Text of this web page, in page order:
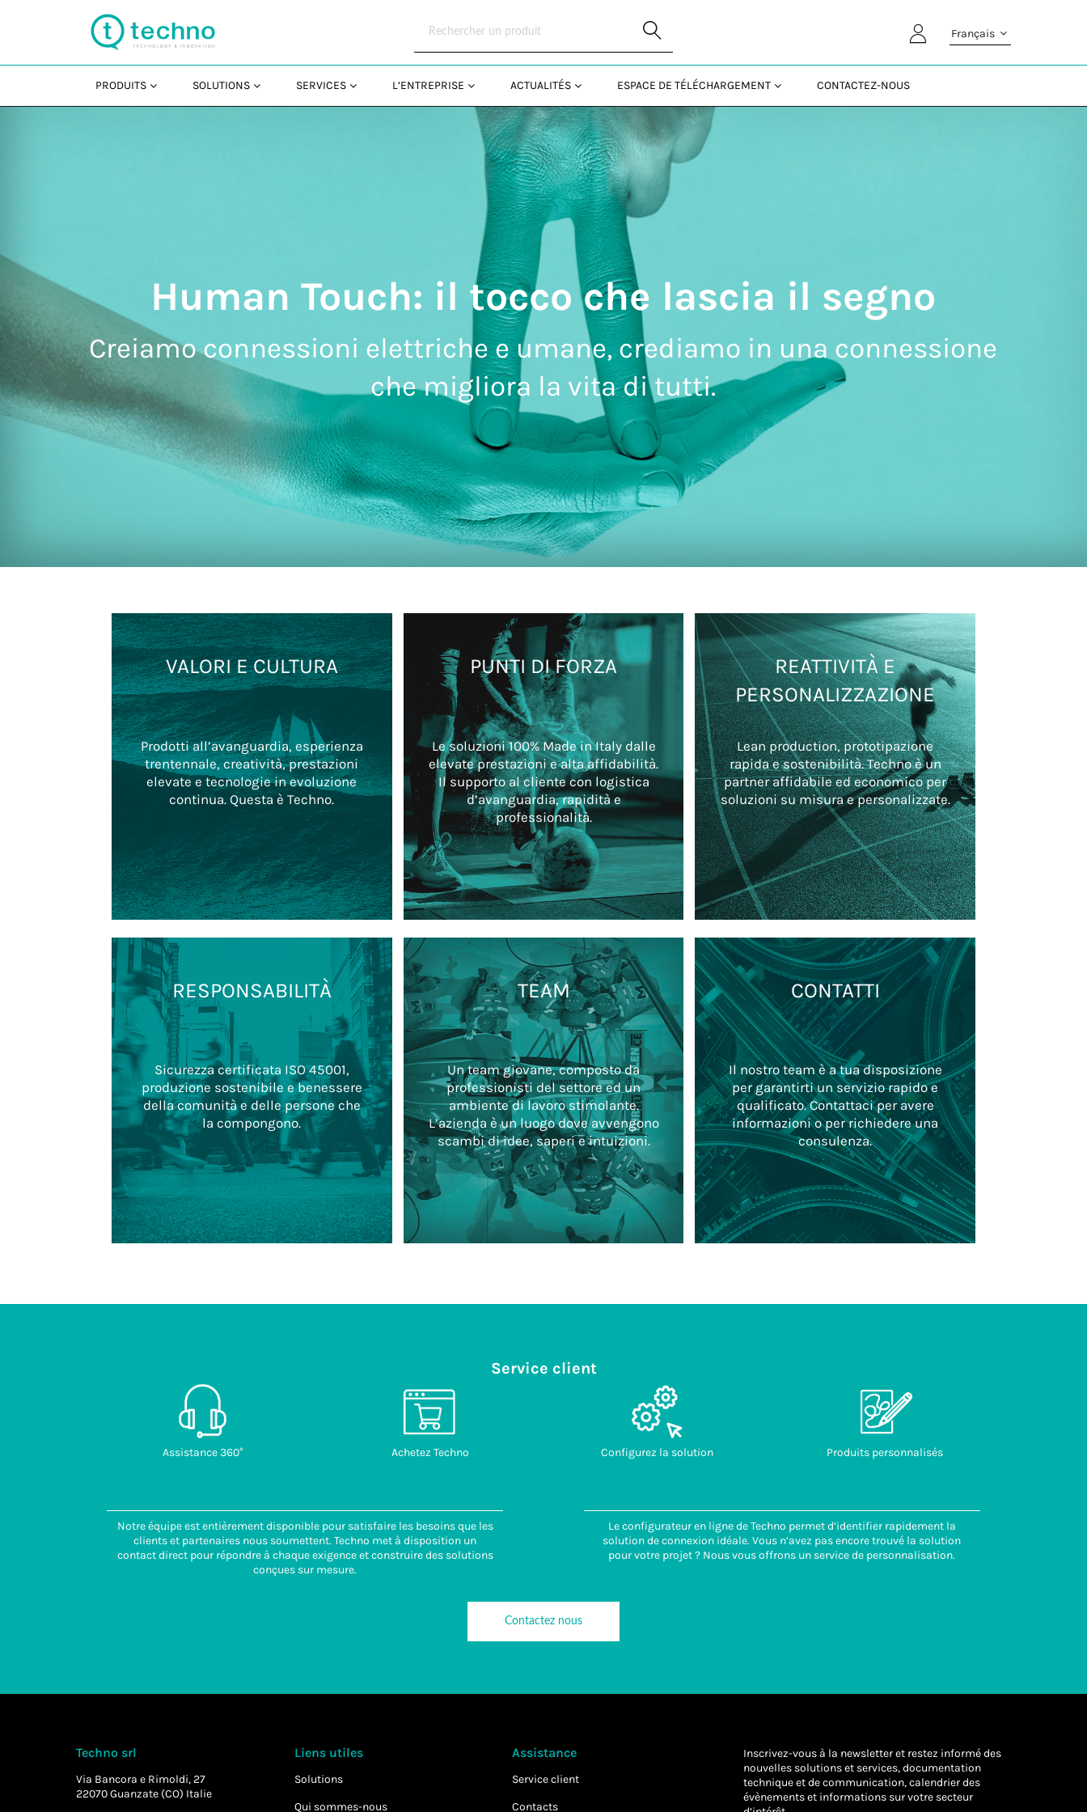
Français
PRODUITS SOLUTIONS SERVICES L’ENTREPRISE ACTUALITÉS ESPACE DE TÉLÉCHARGEMENT CONTACTEZ-NOUS
Human Touch: il tocco che lascia il segno
Creiamo connessioni elettriche e umane, crediamo in una connessione
che migliora la vita di tutti.
VALORI E CULTURA
Prodotti all’avanguardia, esperienza
trentennale, creatività, prestazioni
elevate e tecnologie in evoluzione
continua. Questa è Techno.
PUNTI DI FORZA
Le soluzioni 100% Made in Italy dalle
elevate prestazioni e alta affidabilità.
Il supporto al cliente con logistica
d’avanguardia, rapidità e
professionalità.
REATTIVITÀ E
PERSONALIZZAZIONE
Lean production, prototipazione
rapida e sostenibilità. Techno è un
partner affidabile ed economico per
soluzioni su misura e personalizzate.
RESPONSABILITÀ
Sicurezza certificata ISO 45001,
produzione sostenibile e benessere
della comunità e delle persone che
la compongono.
TEAM
Un team giovane, composto da
professionisti del settore ed un
ambiente di lavoro stimolante.
L’azienda è un luogo dove avvengono
scambi di idee, saperi e intuizioni.
CONTATTI
Il nostro team è a tua disposizione
per garantirti un servizio rapido e
qualificato. Contattaci per avere
informazioni o per richiedere una
consulenza.
Service client
Assistance 360° Achetez Techno Configurez la solution Produits personnalisés
Notre équipe est entièrement disponible pour satisfaire les besoins que les
clients et partenaires nous soumettent. Techno met à disposition un
contact direct pour répondre à chaque exigence et construire des solutions
conçues sur mesure.
Le configurateur en ligne de Techno permet d’identifier rapidement la
solution de connexion idéale. Vous n’avez pas encore trouvé la solution
pour votre projet ? Nous vous offrons un service de personnalisation.
Contactez nous
Techno srl
Via Bancora e Rimoldi, 27
22070 Guanzate (CO) Italie
Liens utiles
Solutions
Qui sommes-nous
Assistance
Service client
Contacts
Inscrivez-vous à la newsletter et restez informé des
nouvelles solutions et services, documentation
technique et de communication, calendrier des
évènements et informations sur votre secteur